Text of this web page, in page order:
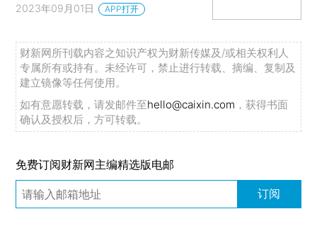
外，我们曾指出，房地产交易的调控限制措施客观
用，而近期房地产政策的边际放松导致二手房供给
大幅上升……
（报告全文共6854字）
这里阅读全文或注册邮件获得推送
2023年09月01日 APP打开
财新网所刊载内容之知识产权为财新传媒及/或相关权利人
专属所有或持有。未经许可，禁止进行转载、摘编、复制及
建立镜像等任何使用。
如有意愿转载，请发邮件至hello@caixin.com ，获得书面
确认及授权后，方可转载。
免费订阅财新网主编精选版电邮
订阅